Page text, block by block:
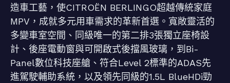
造車工藝，使CITROËN BERLINGO超越傳統家庭
MPV，成就多元用車需求的革新首選。寬敞靈活的
多變車室空間、同級唯一的第二排3張獨立座椅設
計、後座電動窗與可開啟式後擋風玻璃，到Bi-
Panel數位科技座艙、符合Level 2標準的ADAS先
進駕駛輔助系統，以及領先同級的1.5L BlueHDi勁